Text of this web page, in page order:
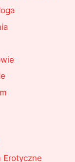
Erotyczne